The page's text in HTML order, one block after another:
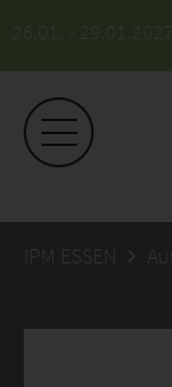
26.01. - 29.01.2027
IPM ESSEN